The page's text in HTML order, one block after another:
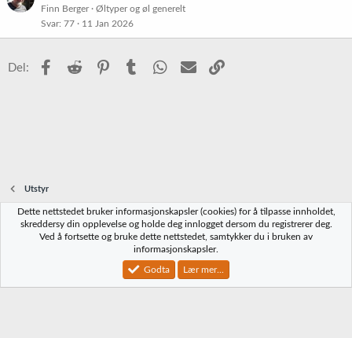
s
Finn Berger
Øltyper og øl generelt
Svar 77 11 Jan 2026
Del: Facebook
Reddit PinterestTumblr WhatsApp
E-post
Utstyr
Norbrygg-default
Vilkår og regler Personvernregler
Community platform by XenForo® © 2010-2023 XenForo Ltd.
Dette nettstedet bruker informasjonskapsler (cookies) for å tilpasse innholdet,
skreddersy din opplevelse og holde deg innlogget dersom du registrerer deg.
Ved å fortsette og bruke dette nettstedet, samtykker du i bruken av
informasjonskapsler.
Godta Lær mer...